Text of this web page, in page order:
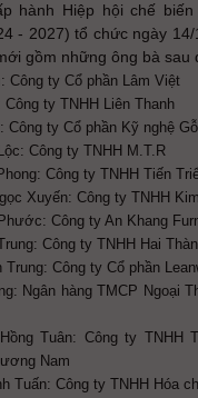
hành Hiệp hội chế
- 2027) tổ chức ngày
gồm những ông bà sau
Công ty Cổ phần Lâm Việt
Công ty TNHH Liên Thanh
Công ty Cổ phần Kỹ nghệ
Công ty TNHH M.T.R
Công ty TNHH Tiến
Xuyến: Công ty TNHH
Công ty An Khang
Công ty TNHH Hai
Trung: Công ty Cổ phần
Ngân hàng TMCP Ngoại
Tuân: Công ty TNHH
Nam
Tuấn: Công ty TNHH Hóa